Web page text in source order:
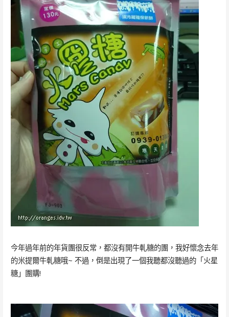
今年過年前的年貨團很反常，都沒有開牛軋糖的團，我好懷念去年
的米提爾牛軋糖哦~ 不過，倒是出現了一個我聽都沒聽過的「火星
糖」團購!